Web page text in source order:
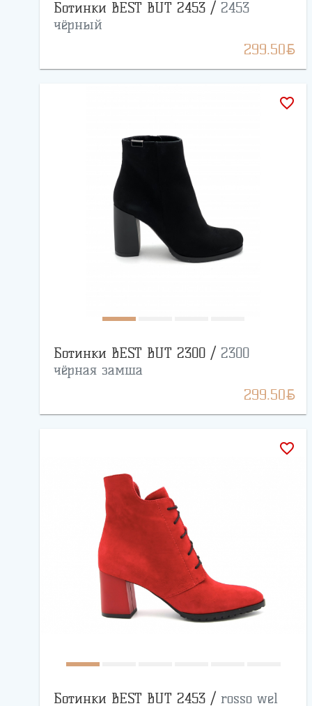
Ботинки BEST BUT 2453 / 2453
чёрный
299.50BYN
favorite_border
Ботинки BEST BUT 2300 / 2300
чёрная замша
299.50BYN
favorite_border
Ботинки BEST BUT 2453 / rosso wel